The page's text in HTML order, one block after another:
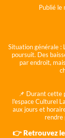
Publié le
Situation générale :
poursuit. Des
par endroit,
📌 Durant cette
l'espace Culturel
aux jours et
rendre
👉 Retrouvez